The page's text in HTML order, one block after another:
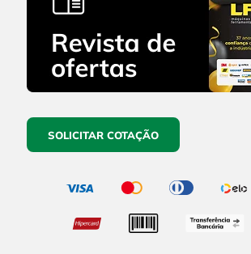
SOLICITAR COTAÇÃO